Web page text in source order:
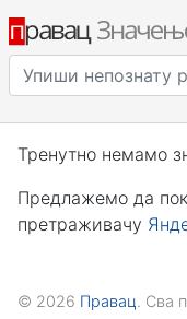
Тренутно немамо
Предлажемо да
претраживачу
© 2026 Правац. Сва